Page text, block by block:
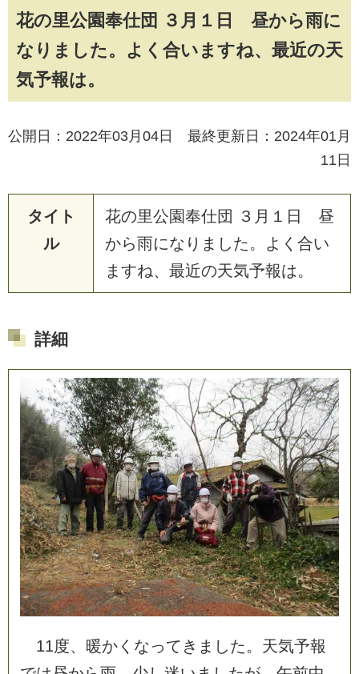
花の里公園奉仕団 ３月１日 昼から雨に
なりました。よく合いますね、最近の天
気予報は。
公開日：2022年03月04日 最終更新日：2024年01月
11日
タイト
ル
花の里公園奉仕団 ３ 月 １ 日
昼
から雨にな り ま した。 よ く 合い
ま すね、 最近の天気予報は。
詳細
11度、 暖か く なって き ま した。 天気予報